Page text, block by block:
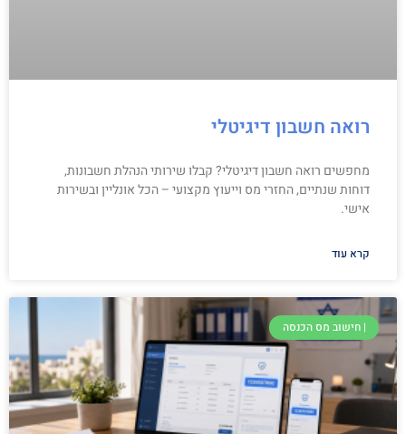
רואה חשבון דיגיטלי
מחפשים רואה חשבון דיגיטלי? קבלו שירותי הנהלת חשבונות,
דוחות שנתיים, החזרי מס וייעוץ מקצועי – הכל אונליין ובשירות
אישי.
קרא עוד
| חישוב מס הכנסה